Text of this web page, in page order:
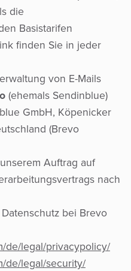
die
Basistarifen
finden Sie in jeder
von E-Mails
(ehemals Sendinblue)
GmbH, Köpenicker
(Brevo
Auftrag auf
nach
bei Brevo
de/legal/privacypolicy/
de/legal/security/